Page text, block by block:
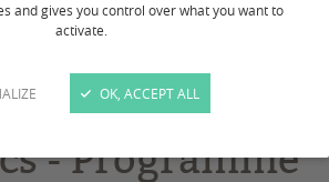
and gives you control over what you want to
activate.
OK, ACCEPT ALL
- Programme